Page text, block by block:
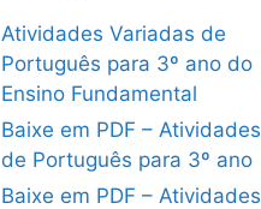
Atividades Variadas de
Português para 3º ano do
Ensino Fundamental
Baixe em PDF – Atividades
de Português para 3º ano
Baixe em PDF – Atividades